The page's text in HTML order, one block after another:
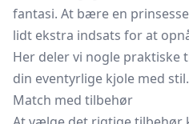
fantasi. At bære en
lidt ekstra indsats for at
Her deler vi nogle
din eventyrlige kjole med stil.
Match med tilbehør